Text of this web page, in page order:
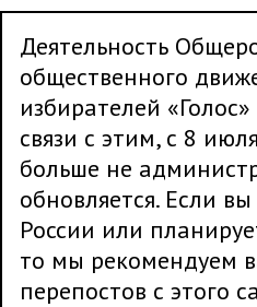
Деятельность
общественного
избирателей
связи с этим, с 8
больше не
обновляется. Если
России или
то мы рекомендуем
перепостов с этого